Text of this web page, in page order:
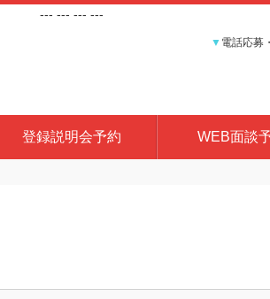
--- --- --- ---
▼ 電話応募
登録説明会予約 WEB面談